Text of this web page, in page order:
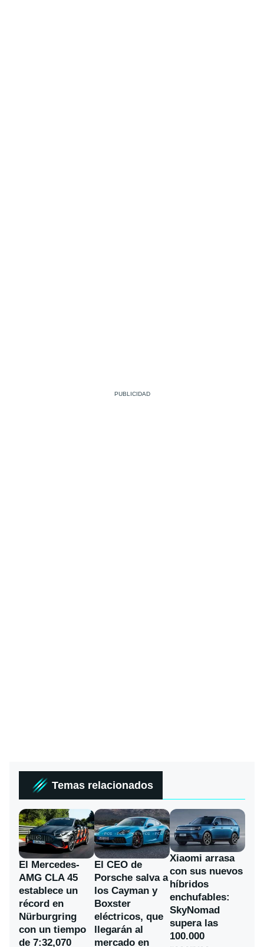
Temas relacionados
El Mercedes-
AMG CLA 45
establece un
récord en
Nürburgring
con un tiempo
de 7:32,070
El CEO de
Porsche salva a
los Cayman y
Boxster
eléctricos, que
llegarán al
mercado en
Xiaomi arrasa
con sus nuevos
híbridos
enchufables:
SkyNomad
supera las
100.000